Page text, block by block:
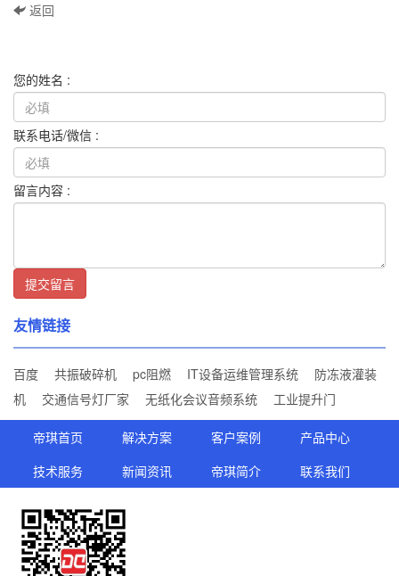
返回
您的姓名 :
联系电话/微信 :
留言内容 :
提交留言
友情链接
百度 共振破碎机 pc阻燃 IT设备运维管理系统
防冻液灌装
机
交通信号灯厂家 无纸化会议音频系统 工业提升门
帝琪首页 解决方案 客户案例
产品中心
技术服务
新闻资讯 帝琪简介 联系我们